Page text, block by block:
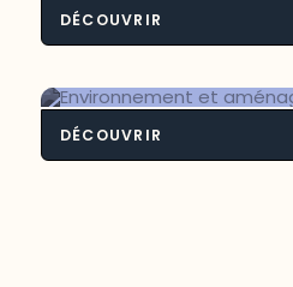
DÉCOUVRIR
DÉCOUVRIR